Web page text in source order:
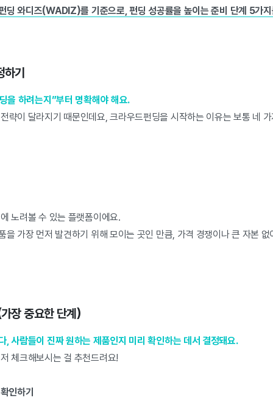
딩 와디즈(WADIZ)를 기준으로, 펀딩 성공률을 높이는 준비 단계 5가
기
을 하려는지”부터 명확해야 해요.
략이 달라지기 때문인데요, 크라우드펀딩을 시작하는 이유는 보통 네
노려볼 수 있는 플랫폼이에요.
을 가장 먼저 발견하기 위해 모이는 곳인 만큼, 가격 경쟁이나 큰 자본
장 중요한 단계)
, 사람들이 진짜 원하는 제품인지 미리 확인하는 데서 결정돼요.
체크해보시는 걸 추천드려요!
인하기